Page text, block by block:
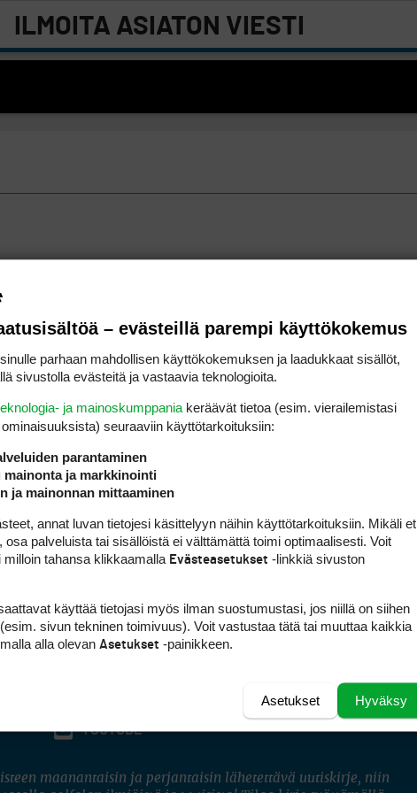
ILMOITA ASIATON VIESTI
INSTAGRAM
YOUTUBE
maanantaisin ja perjantaisin lähetettävä uutiskirje, niin
– evästeillä parempi käyttökokemus
parhaan mahdollisen käyttökokemuksen ja laadukkaat sisällöt,
sivustolla evästeitä ja vastaavia teknologioita.
ja mainoskumppania keräävät tietoa (esim. vierailemis­tasi
seuraaviin käyttötarkoituksiin:
parantaminen
mainonta ja markkinointi
ja mainonnan mittaaminen
annat luvan tietojesi käsittelyyn näihin käyttötarkoituksiin. Mikäli et
palveluista tai sisällöistä ei välttämättä toimi optimaalisesti. Voit
milloin tahansa klikkaamalla Evästeasetukset -linkkiä sivuston
käyttää tietojasi myös ilman suostumustasi, jos niillä on siihen
sivun tekninen toimivuus). Voit vastustaa tätä tai muuttaa kaikkia
alla olevan Asetukset -painikkeen.
Hyväksy
Asetukset